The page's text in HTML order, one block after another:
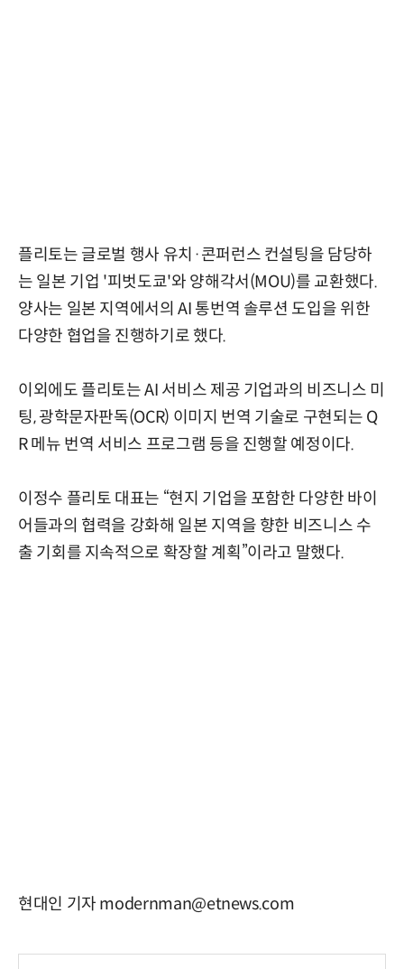
플리토는 글로벌 행사 유치·콘퍼런스 컨설팅을 담당하
는 일본 기업 '피벗도쿄'와 양해각서(MOU)를 교환했다.
양사는 일본 지역에서의 AI 통번역 솔루션 도입을 위한
다양한 협업을 진행하기로 했다.
이외에도 플리토는 AI 서비스 제공 기업과의 비즈니스 미
팅, 광학문자판독(OCR) 이미지 번역 기술로 구현되는 Q
R 메뉴 번역 서비스 프로그램 등을 진행할 예정이다.
이정수 플리토 대표는 “현지 기업을 포함한 다양한 바이
어들과의 협력을 강화해 일본 지역을 향한 비즈니스 수
출 기회를 지속적으로 확장할 계획”이라고 말했다.
현대인 기자 modernman@etnews.com